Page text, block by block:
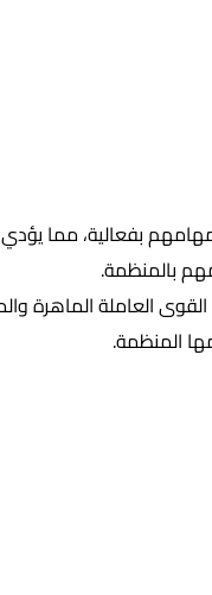
بفعالية، مما يؤدي
بالمنظمة.
العاملة الماهرة
المنظمة.